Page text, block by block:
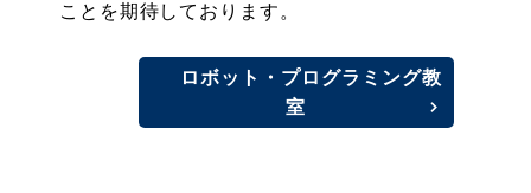
ことを期待しております。
ロボット・プログラミング教
室